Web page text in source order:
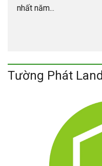
nhất năm...
Tường Phát Land